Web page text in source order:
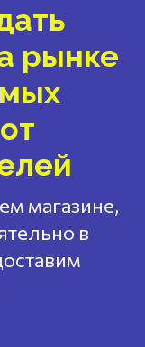
рынке
магазине,
в